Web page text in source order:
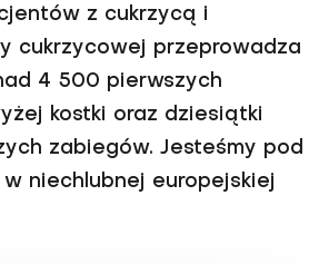
z cukrzycą i
cukrzycowej przeprowadza
4 500 pierwszych
kostki oraz dziesiątki
zabiegów. Jesteśmy pod
niechlubnej europejskiej